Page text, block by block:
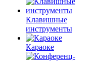
Клавишные
инструменты
Караоке